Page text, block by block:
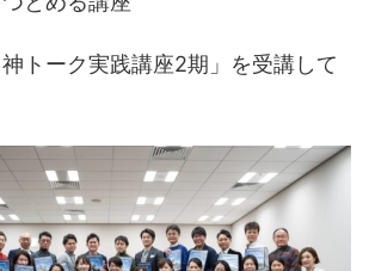
神トーク実践講座2期」を受講して